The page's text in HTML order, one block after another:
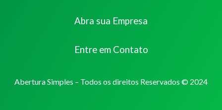
Abra sua Empresa
Entre em Contato
Abertura Simples – Todos os direitos Reservados © 2024